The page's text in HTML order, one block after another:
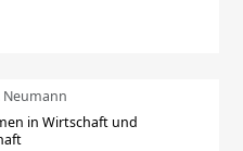
Neumann
in Wirtschaft und